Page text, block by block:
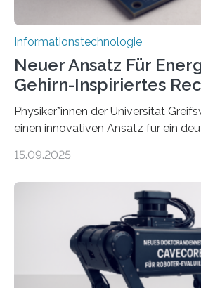
Informationstechnologie
Neuer Ansatz Für
Gehirn-Inspiriertes
Physiker*innen der Universität
einen innovativen Ansatz für ein
Lösungsweg ist inspiriert vom
stellt die heutige Computertechnik
Herausforderungen. Herkömmliche
Prozessoren stoßen an ihre
viel Energie, die Speicher- und
sind voneinander getrennt und die
bremst komplexe Anwendungen
15.09.2025